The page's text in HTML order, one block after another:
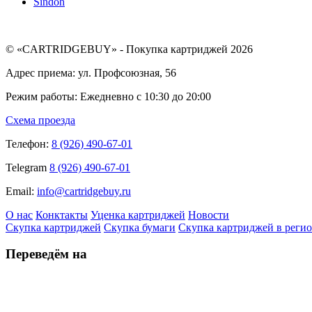
© «CARTRIDGEBUY» - Покупка картриджей 2026
Адрес приема: ул. Профсоюзная, 56
Режим работы: Ежедневно с 10:30 до 20:00
Схема проезда
Телефон: 8 (926) 490-67-01
Telegram 8 (926) 490-67-01
Email: info@cartridgebuy.ru
О нас Конктакты Уценка картриджей Новости
Скупка картриджей Скупка бумаги Скупка картриджей в
Переведём на